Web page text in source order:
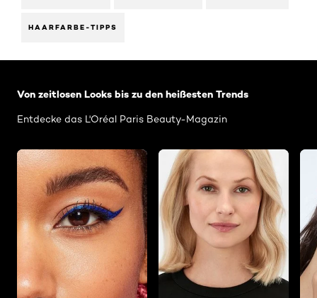
HAARFARBE-TIPPS
Von zeitlosen Looks bis zu den heißesten Trends
Entdecke das L'Oréal Paris Beauty-Magazin